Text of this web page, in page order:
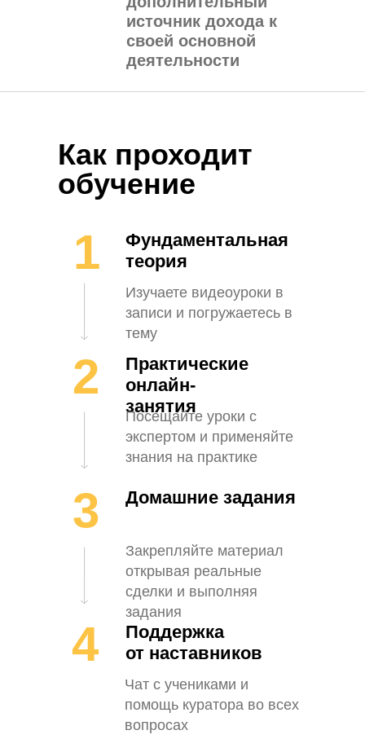
источник дохода к
своей основной
деятельности
Фундаментальная
теория
Как проходит
обучение
Практические
онлайн-
занятия
Домашние задания
Поддержка
от наставников
1
2
3
4
Изучаете видеоуроки в
записи и погружаетесь в
тему
Посещайте уроки с
экспертом и применяйте
знания на практике
Закрепляйте материал
открывая реальные
сделки и выполняя
задания
Чат с учениками и
помощь куратора во всех
вопросах